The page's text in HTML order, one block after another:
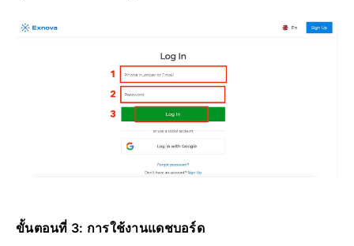
ขั้นตอนที่ 3: การใช้งานแดชบอร์ด